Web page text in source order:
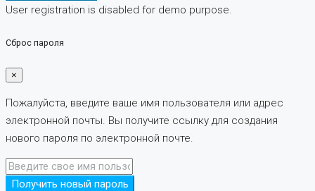
User registration is disabled for demo purpose.
Сброс пароля
×
Пожалуйста, введите ваше имя пользователя или адрес
электронной почты. Вы получите ссылку для создания
нового пароля по электронной почте.
Получить новый пароль